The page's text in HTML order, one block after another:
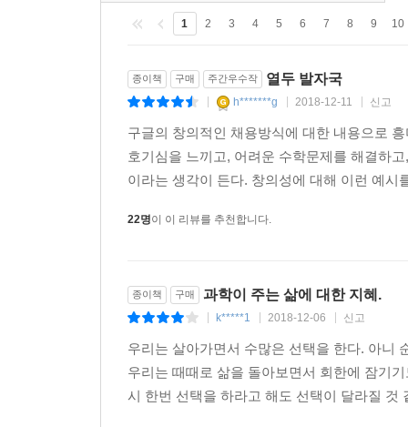
1 2 3 4 5 6 7 8 9 10
종이책 구매 주간우수작 열두 발자국
h*******g 2018-12-11 신고
구글의 창의적인 채용방식에 대한 내용으로
호기심을 느끼고, 어려운 수학문제를 해결하
이라는 생각이 든다. 창의성에 대해 이런 예
22명이 이 리뷰를 추천합니다.
종이책 구매 과학이 주는 삶에 대한 지혜.
k*****1 2018-12-06 신고
우리는 살아가면서 수많은 선택을 한다. 아니
우리는 때때로 삶을 돌아보면서 회한에 잠기
시 한번 선택을 하라고 해도 선택이 달라질